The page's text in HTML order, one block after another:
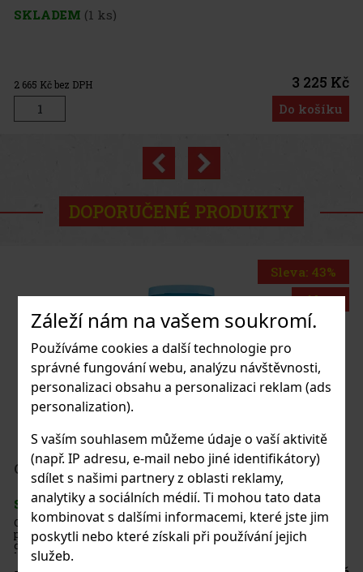
Záleží nám na vašem soukromí.
Používáme cookies a další technologie pro
správné fungování webu, analýzu návštěvnosti,
personalizaci obsahu a personalizaci reklam (ads
personalization).
S vaším souhlasem můžeme údaje o vaší aktivitě
(např. IP adresu, e-mail nebo jiné identifikátory)
sdílet s našimi partnery z oblasti reklamy,
analytiky a sociálních médií. Ti mohou tato data
kombinovat s dalšími informacemi, které jste jim
poskytli nebo které získali při používání jejich
služeb.
4 975 Kč
Do košíku
Previous
DOPORUČENÉ PRODUKTY
Akce
dražé dóza 64 g
dražé bez cukru s intenzivní mátovou
dlouhotrvající svěžest dechu. Praktická
víčkem je ideální do auta,
budete mít žvýkačky vždy po ruce. Žvý